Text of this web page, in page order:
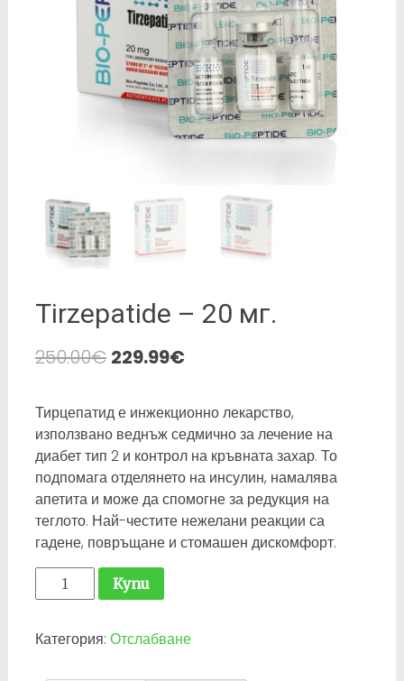
Tirzepatide – 20 мг.
250.00€ 229.99€
Тирцепатид е инжекционно лекарство,
използвано веднъж седмично за лечение на
диабет тип 2 и контрол на кръвната захар. То
подпомага отделянето на инсулин, намалява
апетита и може да спомогне за редукция на
теглото. Най-честите нежелани реакции са
гадене, повръщане и стомашен дискомфорт.
количество
за
-
Купи
Категория: Отслабване